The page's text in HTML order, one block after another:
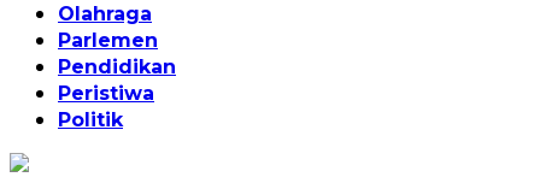
Olahraga
Parlemen
Pendidikan
Peristiwa
Politik